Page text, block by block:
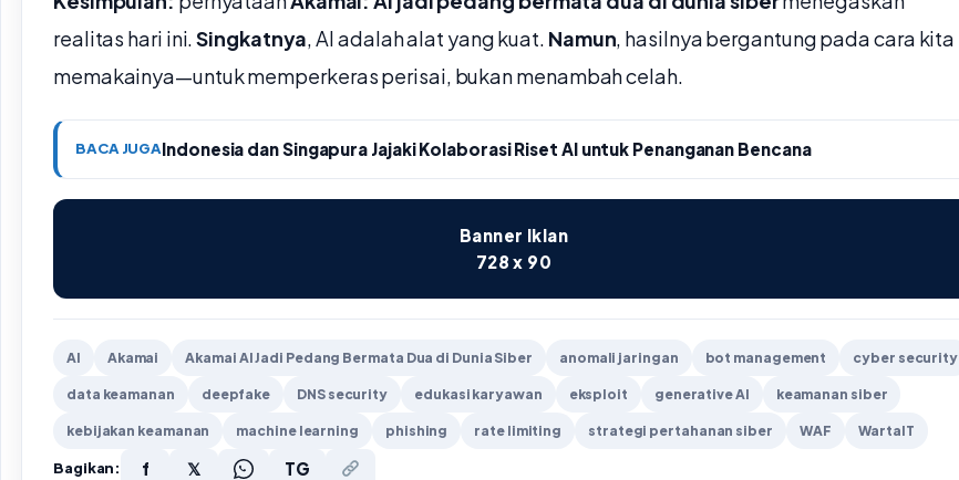
realitas hari ini.Singkatnya, AI adalah alat yang kuat. Namun, hasilnya bergantung pada cara kita
memakainya—untuk memperkeras perisai, bukan menambah celah.
BACA JUGAIndonesia dan Singapura Jajaki Kolaborasi Riset AI untuk Penanganan Bencana
Banner Iklan
728 x 90
AI Akamai Akamai AI Jadi Pedang Bermata Dua di Dunia Siber anomali jaringan bot management cyber security
data keamanan deepfake DNS security edukasi karyawan eksploit generative AI keamanan siber
kebijakan keamanan machine learning phishing rate limiting strategi pertahanan siber WAF WartaIT
Bagikan: f 𝕏 TG